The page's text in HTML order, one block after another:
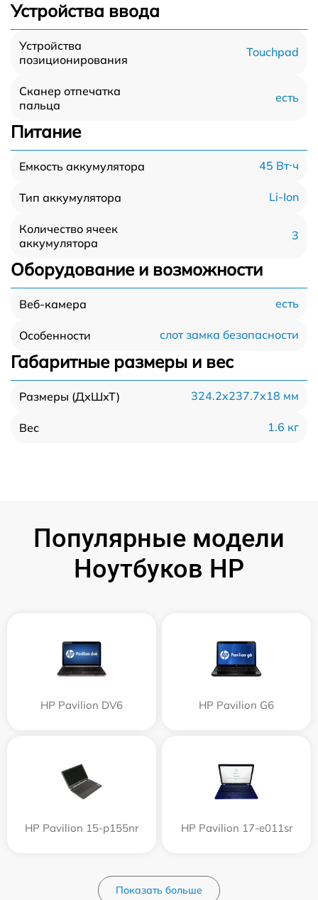
Устройства ввода
Устройства
позиционирования
Touchpad
Сканер отпечатка
пальца
есть
Питание
Емкость аккумулятора 45 Вт⋅ч
Тип аккумулятора Li-Ion
Количество ячеек
аккумулятора
3
Оборудование и возможности
Веб-камера есть
Особенности слот замка безопасности
Габаритные размеры и вес
Размеры (ДхШхТ) 324.2x237.7x18 мм
Вес 1.6 кг
Популярные модели
Ноутбуков HP
HP Pavilion DV6 HP Pavilion G6
HP Pavilion 15-p155nr HP Pavilion 17-e011sr
Показать больше